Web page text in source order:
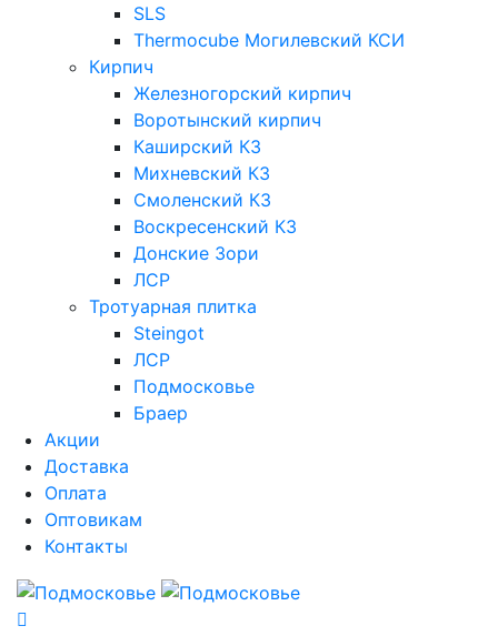
SLS
Thermocube Могилевский КСИ
Кирпич
Железногорский кирпич
Воротынский кирпич
Каширский КЗ
Михневский КЗ
Смоленский КЗ
Воскресенский КЗ
Донские Зори
ЛСР
Тротуарная плитка
Steingot
ЛСР
Подмосковье
Браер
Акции
Доставка
Оплата
Оптовикам
Контакты